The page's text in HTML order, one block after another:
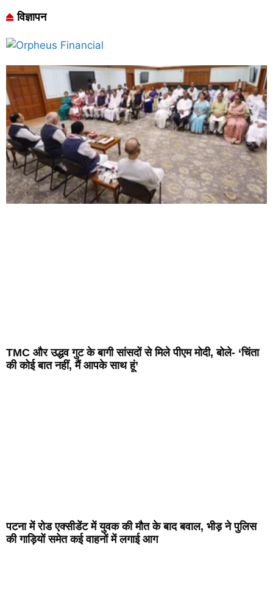
विज्ञापन
TMC और उद्धव गुट के बागी सांसदों से मिले पीएम मोदी, बोले- ‘चिंता
की कोई बात नहीं, मैं आपके साथ हूं’
पटना में रोड एक्सीडेंट में युवक की मौत के बाद बवाल, भीड़ ने पुलिस
की गाड़ियों समेत कई वाहनों में लगाई आग